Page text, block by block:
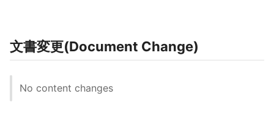
文書変更(Document Change)
No content changes